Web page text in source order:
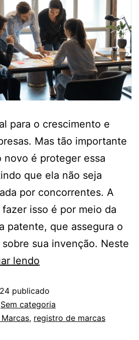
para o crescimento e
Mas tão importante
novo é proteger essa
que ela não seja
por concorrentes. A
isso é por meio da
patente, que assegura o
sua invenção. Neste
lendo
publicado
Sem categoria
, registro de marcas